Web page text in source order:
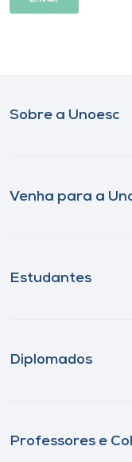
Sobre a Unoesc
Venha para a
Estudantes
Diplomados
Professores e